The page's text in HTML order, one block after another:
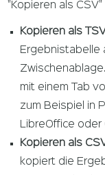
"Kopieren als
Kopieren als
Ergebnistabelle
mit einem Tab
zum Beispiel in
LibreOffice oder
Kopieren als
kopiert die